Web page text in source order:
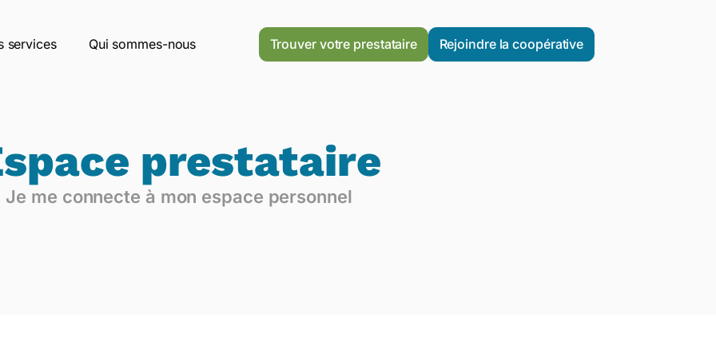
services Qui sommes-nous Trouver votre prestataire Rejoindre la coopérative
prestataire
Je me connecte à mon espace personnel